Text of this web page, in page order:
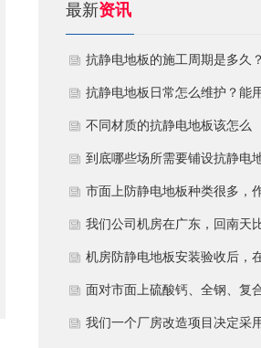
最新资讯
抗静电地板的施工周期是多久
需要注意什么?
抗静电地板日常怎么维护？能
多久？
不同材质的抗静电地板该怎么
选？
到底哪些场所需要铺设抗静电
板？
市面上防静电地板种类很多，
为采购方，我们该如何鉴别地
的质量好坏？所谓的“系统电
阻”为什么很重要？
我们公司机房在广东，回南天
较潮湿，这种环境下使用防静
地板要注意什么？日常维护有
些要点？
机房防静电地板安装验收后，
日常运维中常常被忽视。请问
一套规范的、可操作的维护规
面对市面上硫酸钙、全钢、复
等多种类型的机房防静电地板
我们一个厂房改造项目决定采